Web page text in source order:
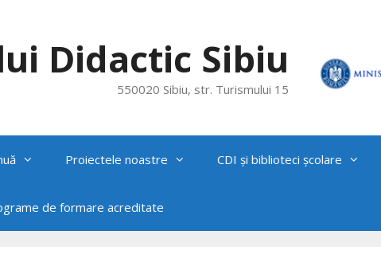
Didactic Sibiu
550020 Sibiu, str. Turismului 15
Proiectele noastre CDI și biblioteci școlare
de formare acreditate